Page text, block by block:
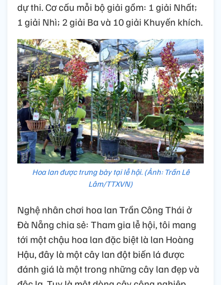
dự thi. Cơ cấu mỗi bộ giải gồm: 1 giải Nhất;
1 giải Nhì; 2 giải Ba và 10 giải Khuyến khích.
Hoa lan được trưng bày tại lễ hội. (Ảnh: Trần Lê
Lâm/TTXVN)
Nghệ nhân chơi hoa lan Trần Công Thái ở
Đà Nẵng chia sẻ: Tham gia lễ hội, tôi mang
tới một chậu hoa lan đặc biệt là lan Hoàng
Hậu, đây là một cây lan đột biến lá được
đánh giá là một trong những cây lan đẹp và